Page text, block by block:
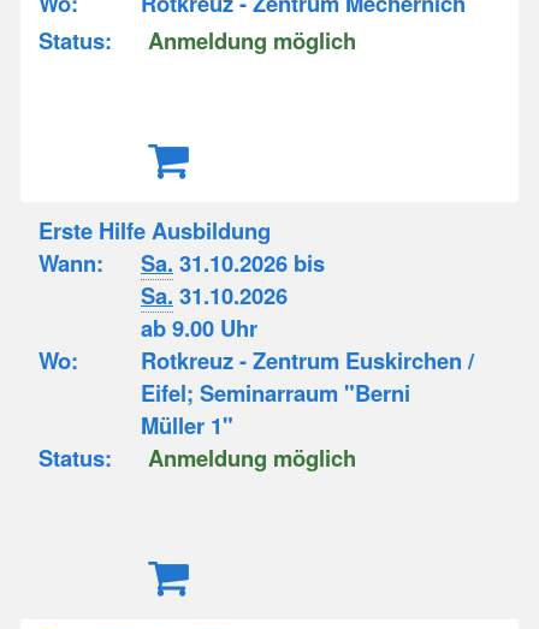
Status:
Anmeldung möglich
Erste Hilfe Ausbildung
Wann:
Sa. 31.10.2026 bis
Sa. 31.10.2026
ab 9.00 Uhr
Wo:
Rotkreuz - Zentrum Euskirchen /
Eifel; Seminarraum "Berni
Müller 1"
Status:
Anmeldung möglich